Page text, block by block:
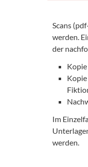
Scans
werden.
der
Im
werden.